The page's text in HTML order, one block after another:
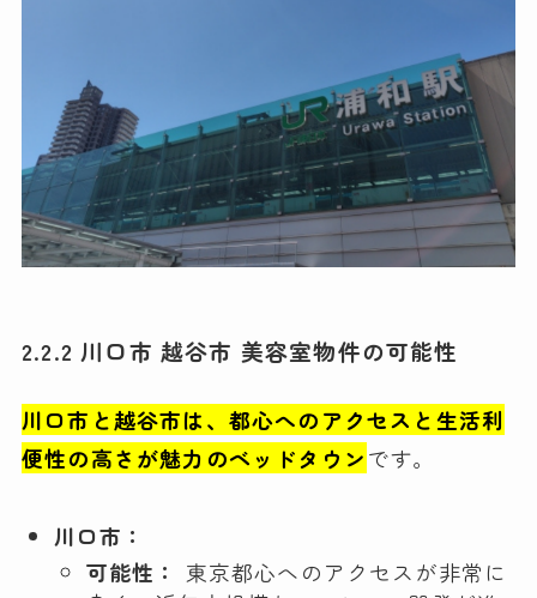
2.2.2 川口市 越谷市 美容室物件の可能性
川口市と越谷市は、都心へのアクセスと生活利
便性の高さが魅力のベッドタウンです。
川口市：
可能性：
東京都心へのアクセスが非常に